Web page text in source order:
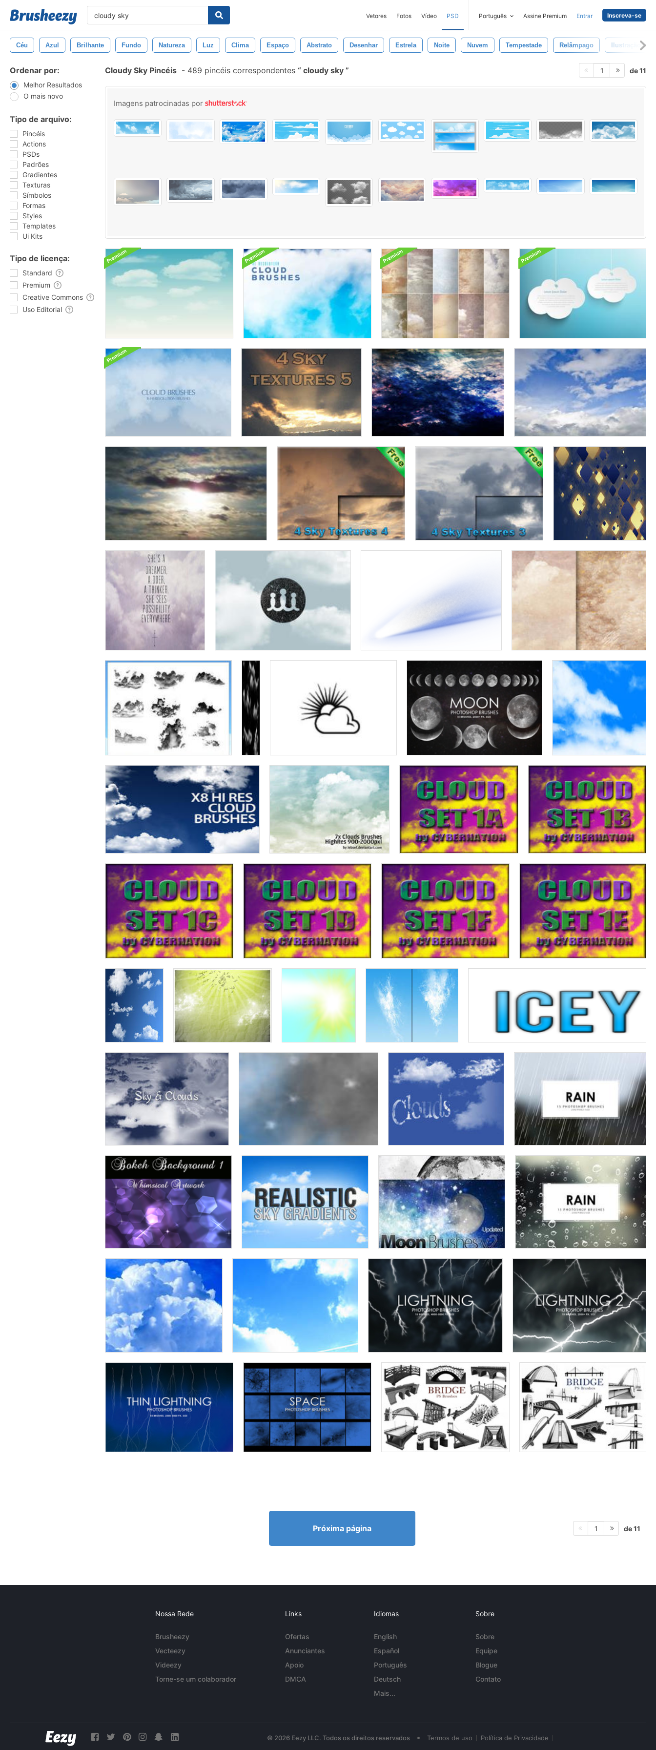
Vetores Fotos Vídeo PSD Português Assine Premium Entrar Inscreva-se
Céu Azul Brilhante Fundo Natureza Luz Clima Espaço Abstrato Desenhar Estrela Noite Nuvem Tempestade Relâmpago Ilustração
Ordenar por:
Melhor Resultados
O mais novo
Tipo de arquivo:
Pincéis
Actions
PSDs
Padrões
Gradientes
Texturas
Símbolos
Formas
Styles
Templates
Ui Kits
Tipo de licença:
Standard
Premium
Creative Commons
Uso Editorial
Cloudy Sky Pincéis - 489 pincéis correspondentes cloudy sky 1 de 11
Imagens patrocinadas por
Próxima página 1 de 11
Nossa Rede
Brusheezy
Vecteezy
Videezy
Torne-se um colaborador
Links
Ofertas
Anunciantes
Apoio
DMCA
Idiomas
English
Español
Português
Deutsch
Mais...
Sobre
Sobre
Equipe
Blogue
Contato
© 2026 Eezy LLC. Todos os direitos reservados • Termos de uso Política de Privacidade